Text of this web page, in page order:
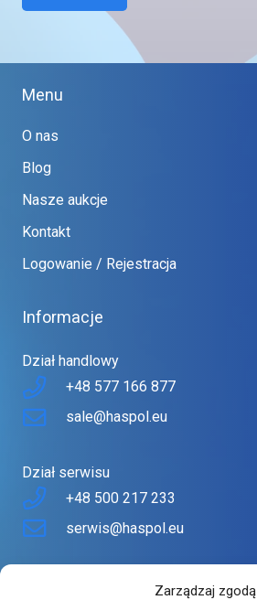
Zarządzaj zgodą
Menu
O nas
Blog
Nasze aukcje
Kontakt
Logowanie / Rejestracja
Informacje
Dział handlowy
+48 577 166 877
sale@haspol.eu
Dział serwisu
+48 500 217 233
serwis@haspol.eu